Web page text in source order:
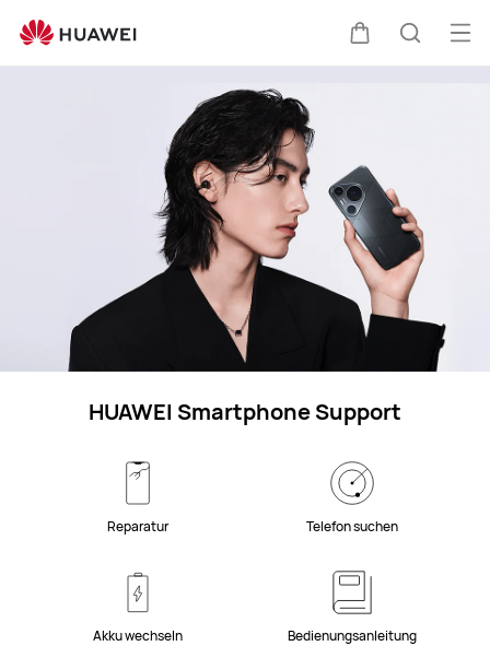
für
HUAWEI
Warenkorb
Suche
HUAWEI Smartphone Support
Reparatur Telefon suchen
Akku wechseln Bedienungsanleitung